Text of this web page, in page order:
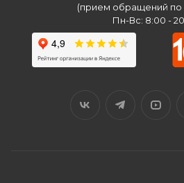
(прием обращений по
Пн-Вс: 8:00 -